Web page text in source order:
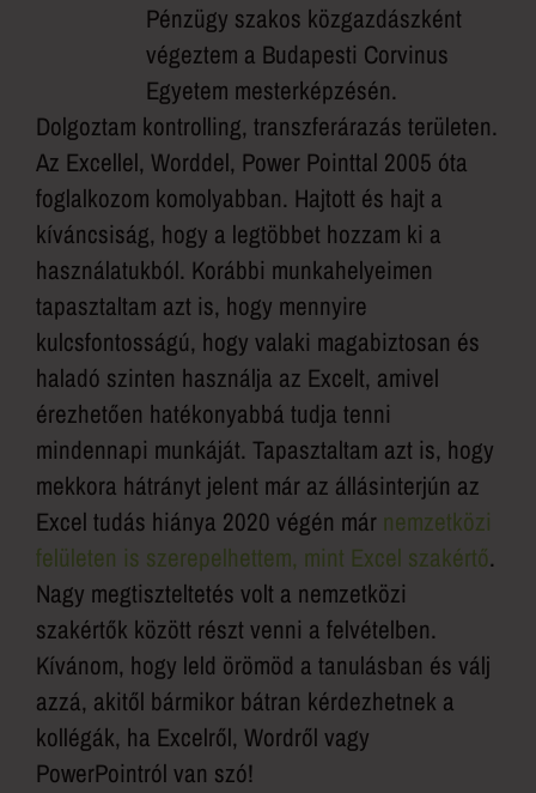
Pénzügy szakos közgazdászként
végeztem a Budapesti Corvinus
Egyetem mesterképzésén.
Dolgoztam kontrolling, transzferárazás területen.
Az Excellel, Worddel, Power Pointtal 2005 óta
foglalkozom komolyabban. Hajtott és hajt a
kíváncsiság, hogy a legtöbbet hozzam ki a
használatukból. Korábbi munkahelyeimen
tapasztaltam azt is, hogy mennyire
kulcsfontosságú, hogy valaki magabiztosan és
haladó szinten használja az Excelt, amivel
érezhetően hatékonyabbá tudja tenni
mindennapi munkáját. Tapasztaltam azt is, hogy
mekkora hátrányt jelent már az állásinterjún az
Excel tudás hiánya 2020 végén már nemzetközi
felületen is szerepelhettem, mint Excel szakértő.
Nagy megtiszteltetés volt a nemzetközi
szakértők között részt venni a felvételben.
Kívánom, hogy leld örömöd a tanulásban és válj
azzá, akitől bármikor bátran kérdezhetnek a
kollégák, ha Excelről, Wordről vagy
PowerPointról van szó!